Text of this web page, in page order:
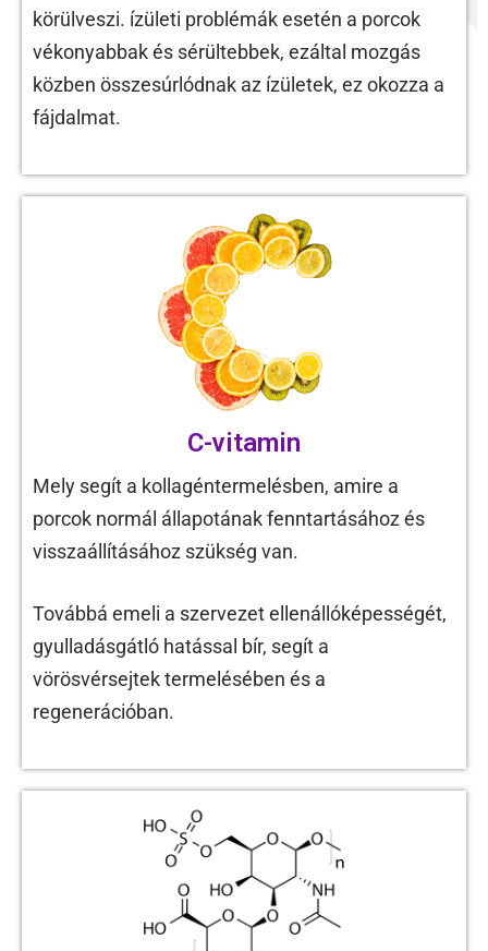
körülveszi. ízületi problémák esetén a porcok
vékonyabbak és sérültebbek, ezáltal mozgás
közben összesúrlódnak az ízületek, ez okozza a
fájdalmat.
C-vitamin
Mely segít a kollagéntermelésben, amire a
porcok normál állapotának fenntartásához és
visszaállításához szükség van.
Továbbá emeli a szervezet ellenállóképességét,
gyulladásgátló hatással bír, segít a
vörösvérsejtek termelésében és a
regenerációban.